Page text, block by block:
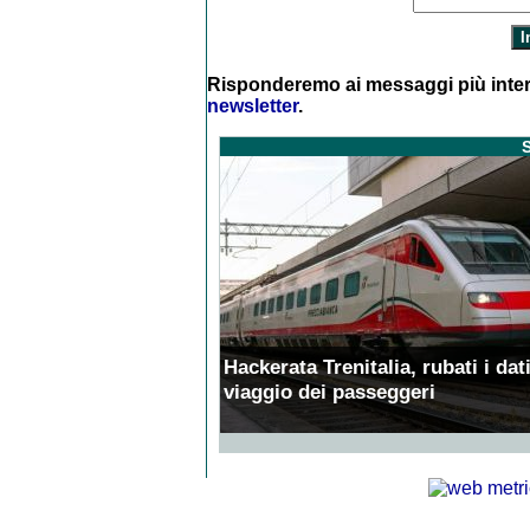
Risponderemo ai messaggi più
newsletter.
Hackerata Trenitalia, rubati i
viaggio dei passeggeri